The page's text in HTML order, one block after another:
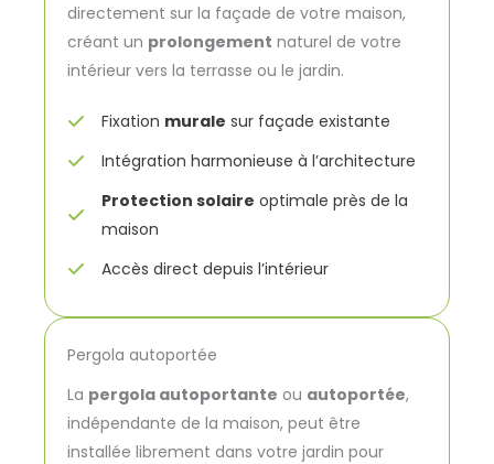
directement sur la façade de votre maison,
créant un prolongement naturel de votre
intérieur vers la terrasse ou le jardin.
Fixation murale sur façade existante
Intégration harmonieuse à l’architecture
Protection solaire optimale près de la
maison
Accès direct depuis l’intérieur
Pergola autoportée
La pergola autoportante ou autoportée,
indépendante de la maison, peut être
installée librement dans votre jardin pour